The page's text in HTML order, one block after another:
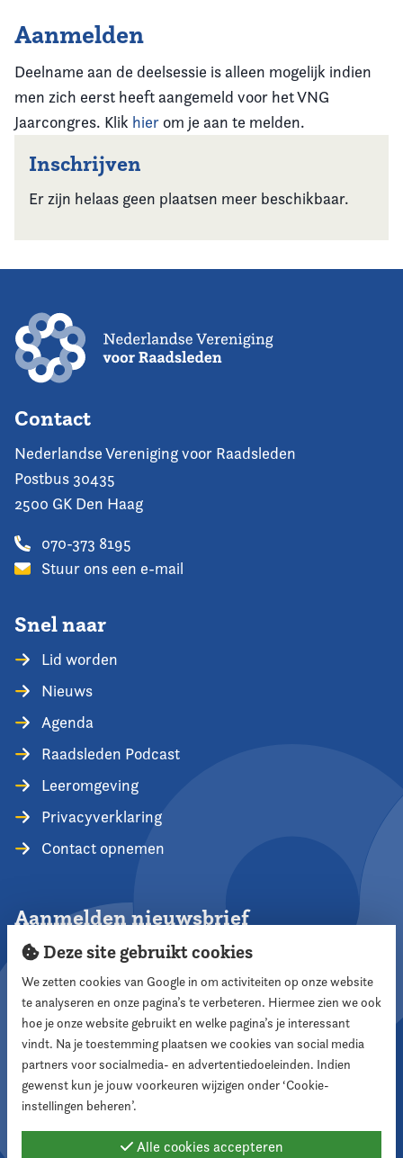
Aanmelden
Deelname aan de deelsessie is alleen mogelijk indien
men zich eerst heeft aangemeld voor het VNG
Jaarcongres. Klik hier om je aan te melden.
Inschrijven
Er zijn helaas geen plaatsen meer beschikbaar.
Contact
Nederlandse Vereniging voor Raadsleden
Postbus 30435
2500 GK Den Haag
070-373 8195
Stuur ons een e-mail
Snel naar
Lid worden
Nieuws
Agenda
Raadsleden Podcast
Leeromgeving
Privacyverklaring
Contact opnemen
Aanmelden nieuwsbrief
Aanmelden
Volg ons
Deze site gebruikt cookies
We zetten cookies van Google in om activiteiten op onze website
te analyseren en onze pagina’s te verbeteren. Hiermee zien we ook
hoe je onze website gebruikt en welke pagina’s je interessant
vindt. Na je toestemming plaatsen we cookies van social media
partners voor socialmedia- en advertentiedoeleinden. Indien
gewenst kun je jouw voorkeuren wijzigen onder ‘Cookie-
instellingen beheren’.
Alle cookies accepteren